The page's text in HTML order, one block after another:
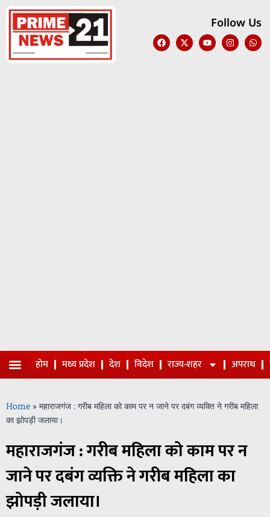
Follow Us
होम मध्य प्रदेश देश विदेश राज्य-शहर अपराध
Home » महाराजगंज : गरीब महिला को काम पर न जाने पर दबंग व्यक्ति ने गरीब महिला
का झोपड़ी जलाया।
महाराजगंज : गरीब महिला को काम पर न
जाने पर दबंग व्यक्ति ने गरीब महिला का
झोपड़ी जलाया।